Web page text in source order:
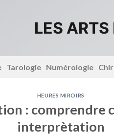
LES
Tarologie Numérologie
HEURES MIROIRS
: comprendre
interprètation